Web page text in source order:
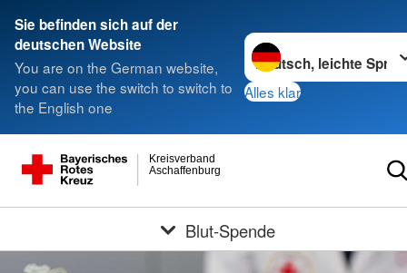
Sie befinden sich auf der
deutschen Website
You are on the German website,
you can use the switch to switch to
the English one
Sprache wechseln zu
Alles klar
Aschaffenburg
Kreisverband
Blut-Spende